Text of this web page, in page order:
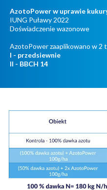
AzotoPower w uprawie
IUNG Puławy 2022
Doświadczenie wazonowe
AzotoPower zaaplikowano w 2
I - przedsiewnie
II - BBCH 14